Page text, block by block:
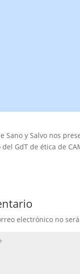
Sano y Salvo nos
GdT de ética de
electrónico no